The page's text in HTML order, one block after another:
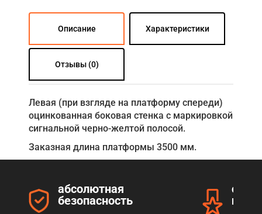
Описание Характеристики
Отзывы (0)
Левая (при взгляде на платформу спереди)
оцинкованная боковая стенка с маркировкой
сигнальной черно-желтой полосой.
Заказная длина платформы 3500 мм.
абсолютная
безопасность